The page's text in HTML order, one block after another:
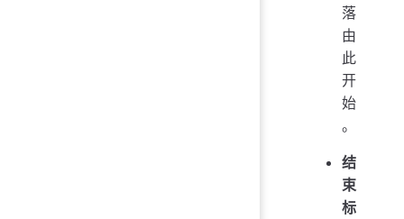
落
由
此
开
始
。
结
束
标